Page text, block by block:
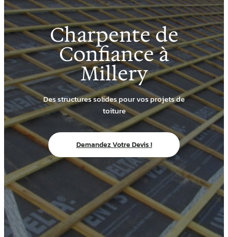
Charpente de
Confiance à
Millery
Des structures solides pour vos projets de
toiture
Demandez Votre Devis !